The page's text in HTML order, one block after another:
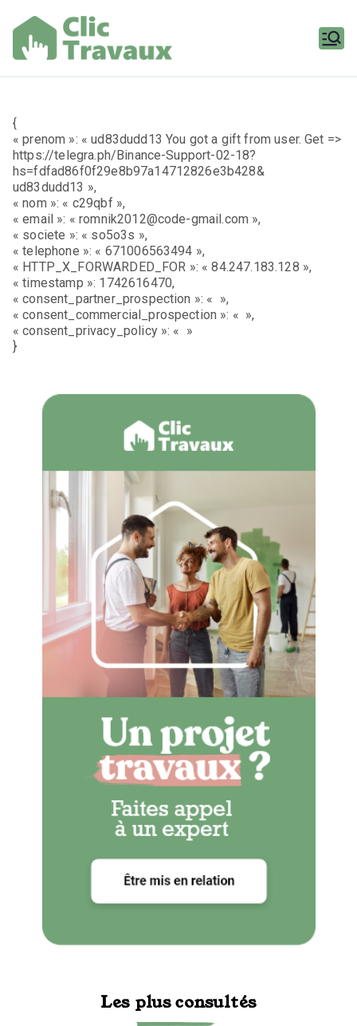
contenu
{
« prenom »: « ud83dudd13 You got a gift from user. Get =>
https://telegra.ph/Binance-Support-02-18?
hs=fdfad86f0f29e8b97a14712826e3b428&
ud83dudd13 »,
« nom »: « c29qbf »,
« email »: « romnik2012@code-gmail.com »,
« societe »: « so5o3s »,
« telephone »: « 671006563494 »,
« HTTP_X_FORWARDED_FOR »: « 84.247.183.128 »,
« timestamp »: 1742616470,
« consent_partner_prospection »: « »,
« consent_commercial_prospection »: « »,
« consent_privacy_policy »: « »
}
Les plus consultés